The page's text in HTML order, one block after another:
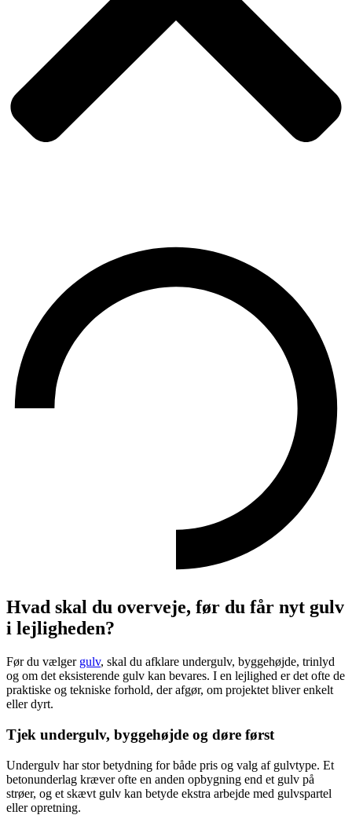
Hvad skal du overveje, før du får nyt gulv
i lejligheden?
Før du vælger gulv, skal du afklare undergulv, byggehøjde, trinlyd
og om det eksisterende gulv kan bevares. I en lejlighed er det ofte de
praktiske og tekniske forhold, der afgør, om projektet bliver enkelt
eller dyrt.
Tjek undergulv, byggehøjde og døre først
Undergulv har stor betydning for både pris og valg af gulvtype. Et
betonunderlag kræver ofte en anden opbygning end et gulv på
strøer, og et skævt gulv kan betyde ekstra arbejde med gulvspartel
eller opretning.